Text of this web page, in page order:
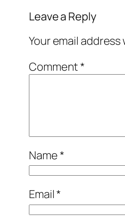
Leave a Reply
Your email
Comment*
Name*
Email*